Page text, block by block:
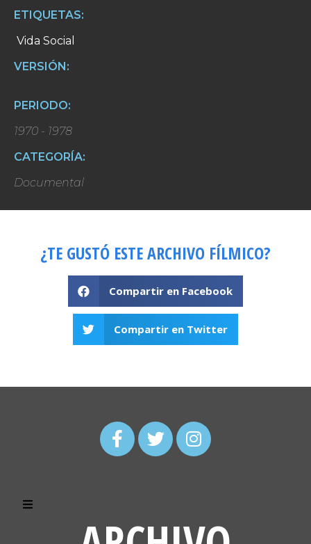
ETIQUETAS:
Vida Social
VERSIÓN:
PERIODO:
1970 - 1978
CATEGORÍA:
Documental
¿TE GUSTÓ ESTE ARCHIVO FÍLMICO?
Compartir en Facebook
Compartir en Twitter